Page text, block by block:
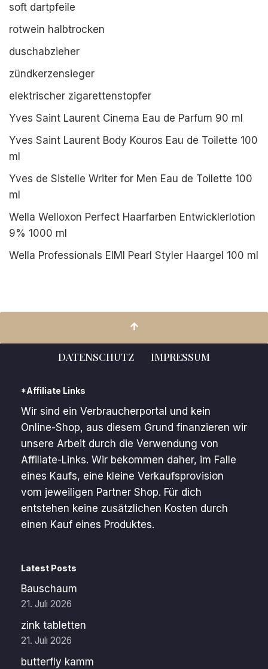
soft dartpfeile
rotwein halbtrocken
duschabzieher
zündkerzensieger
elektrischer zigarettenstopfer
Yves Saint Laurent Cinema Eau de Parfum 90 ml
Yves Saint Laurent Body Kouros Eau de Toilette 100
ml
Yves de Sistelle Writer for Men Eau de Toilette 100
ml
Wella Welloxon Perfect Haarfarben Entwicklerlotion
9% 1000 ml
Wella Professionals EIMI Pearl Styler Haargel 100 ml
DATENSCHUTZ IMPRESSUM
*Affiliate Links
Wir sind ein Verbraucherportal und kein
Online-Shop, aus diesem Grund finanzieren wir
unsere Arbeit durch die Verwendung von
Affiliate-Links. Wir bekommen daher, im Falle
eines Kaufs, eine kleine Verkaufsprovision
vom jeweiligen Partner Shop. Für dich
entstehen keine zusätzlichen Kosten durch
einen Kauf eines Produktes.
Latest Posts
Bauschaum
21. Juli 2026
zink tabletten
21. Juli 2026
butterfly kamm